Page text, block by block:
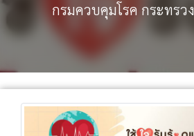
กรมควบคุมโรค กระทรว